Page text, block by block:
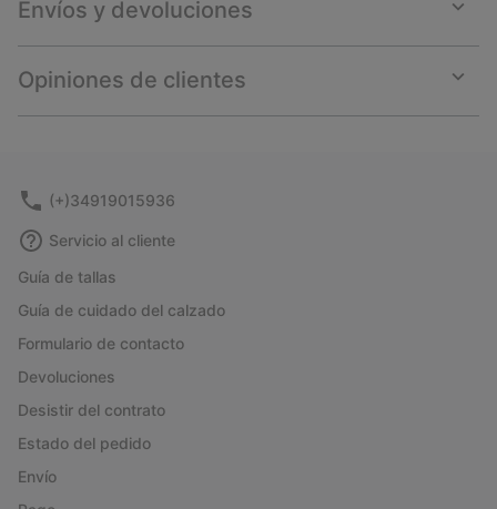
Envíos y devoluciones
or
Opiniones de clientes
or
(+)34919015936
Servicio al cliente
Guía de tallas
Guía de cuidado del calzado
Formulario de contacto
Devoluciones
Desistir del contrato
Estado del pedido
Envío